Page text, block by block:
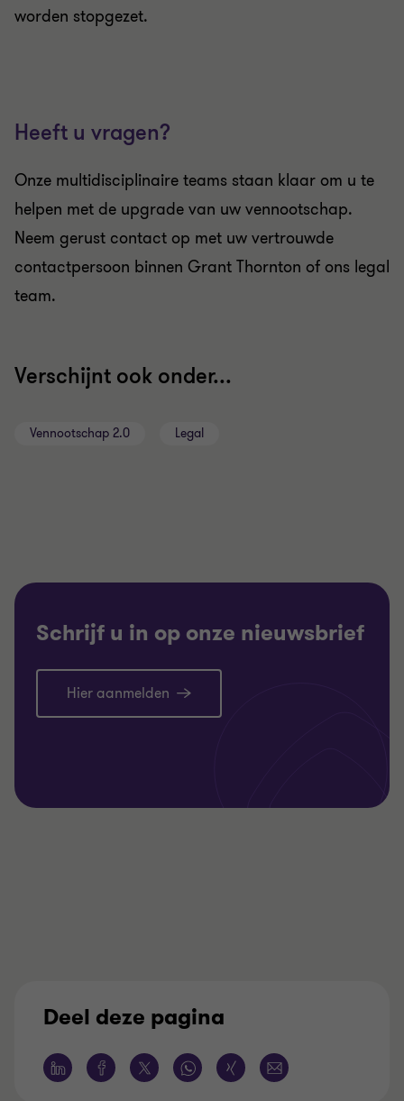
worden stopgezet.
Heeft u vragen?
Onze multidisciplinaire teams staan klaar om u te
helpen met de upgrade van uw vennootschap.
Neem gerust contact op met uw vertrouwde
contactpersoon binnen Grant Thornton of ons legal
team.
Verschijnt ook onder...
Vennootschap 2.0 Legal
Schrijf u in op onze nieuwsbrief
Hier aanmelden
Deel deze pagina